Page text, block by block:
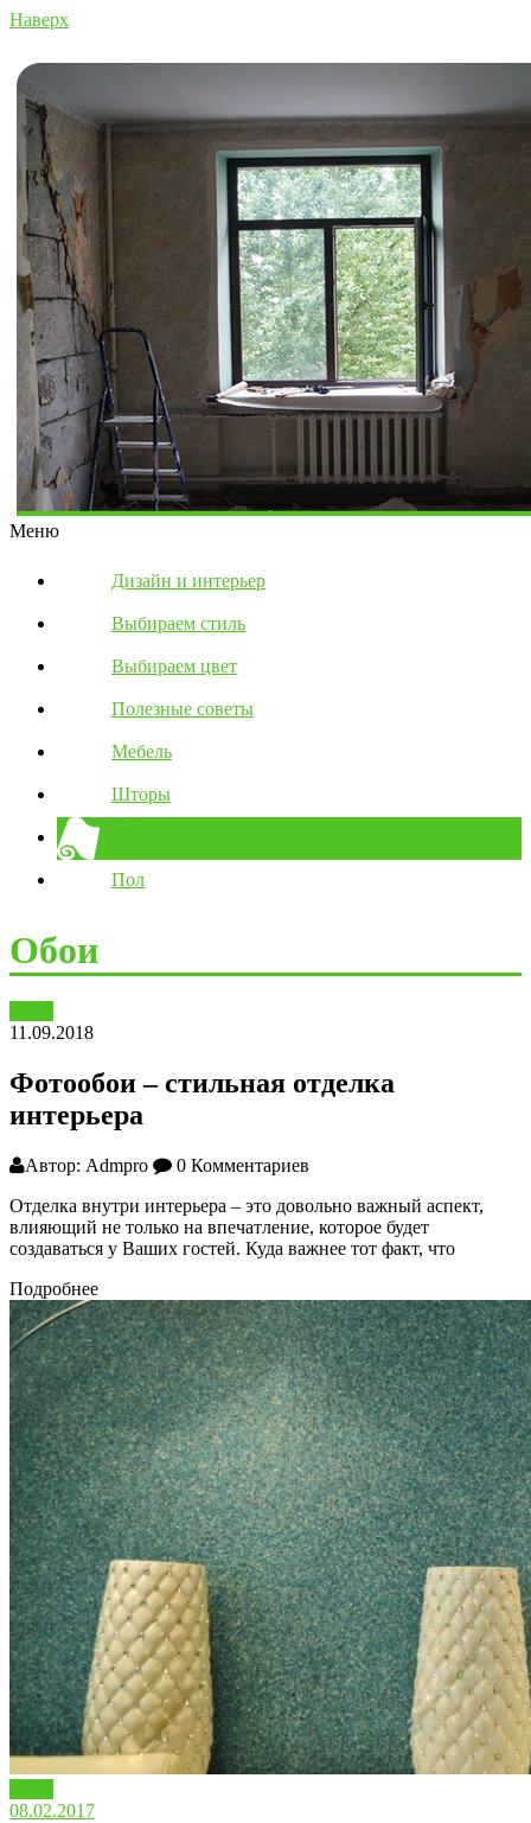
Наверх
Меню
Дизайн и интерьер
Выбираем стиль
Выбираем цвет
Полезные советы
Мебель
Шторы
Пол
Обои
11.09.2018
Фотообои – стильная отделка
интерьера
Автор: Admpro
0 Комментариев
Отделка внутри интерьера – это довольно важный аспект,
влияющий не только на впечатление, которое будет
создаваться у Ваших гостей. Куда важнее тот факт, что
Подробнее
08.02.2017